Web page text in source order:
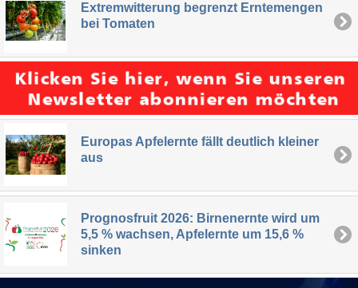
Extremwitterung begrenzt Erntemengen
bei Tomaten
Europas Apfelernte fällt deutlich kleiner
aus
Prognosfruit 2026: Birnenernte wird um
5,5 % wachsen, Apfelernte um 15,6 %
sinken